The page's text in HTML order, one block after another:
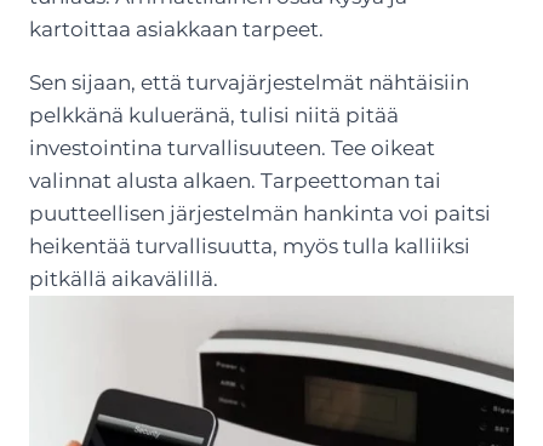
kartoittaa asiakkaan tarpeet.
Sen sijaan, että turvajärjestelmät nähtäisiin
pelkkänä kulueränä, tulisi niitä pitää
investointina turvallisuuteen. Tee oikeat
valinnat alusta alkaen. Tarpeettoman tai
puutteellisen järjestelmän hankinta voi paitsi
heikentää turvallisuutta, myös tulla kalliiksi
pitkällä aikavälillä.